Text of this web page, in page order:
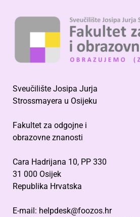
Sveučilište Josipa Jurja
Strossmayera u Osijeku
Fakultet za odgojne i
obrazovne znanosti
Cara Hadrijana 10, PP 330
31 000 Osijek
Republika Hrvatska
E-mail: helpdesk@foozos.hr